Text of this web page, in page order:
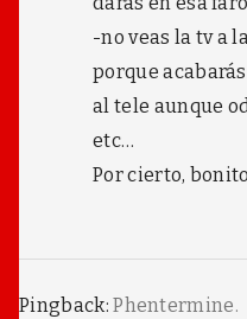
-no veas la tv a
porque
al tele aunque
etc…
Por cierto,
Pingback:Phentermine.